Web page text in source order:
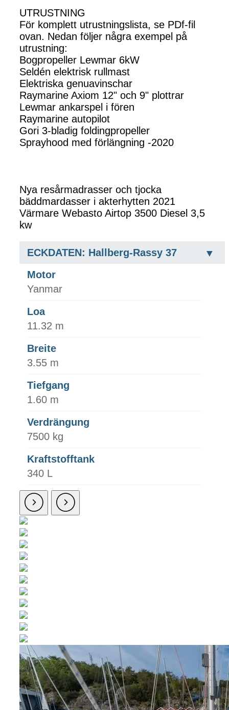
UTRUSTNING
För komplett utrustningslista, se PDf-fil
ovan. Nedan följer några exempel på
utrustning:
Bogpropeller Lewmar 6kW
Seldén elektrisk rullmast
Elektriska genuavinschar
Raymarine Axiom 12" och 9" plottrar
Lewmar ankarspel i fören
Raymarine autopilot
Gori 3-bladig foldingpropeller
Sprayhood med förlängning -2020
Nya resårmadrasser och tjocka
bäddmardasser i akterhytten 2021
Värmare Webasto Airtop 3500 Diesel 3,5
kw
ECKDATEN: Hallberg-Rassy 37
Motor
Yanmar
Loa
11.32 m
Breite
3.55 m
Tiefgang
1.60 m
Verdrängung
7500 kg
Kraftstofftank
340 L